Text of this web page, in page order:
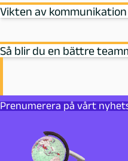
Vikten av
Så blir du en bättre
Prenumerera på vårt